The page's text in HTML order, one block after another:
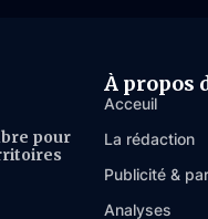
pour
À propos
Acceuil
La rédaction
Publicité &
Analyses